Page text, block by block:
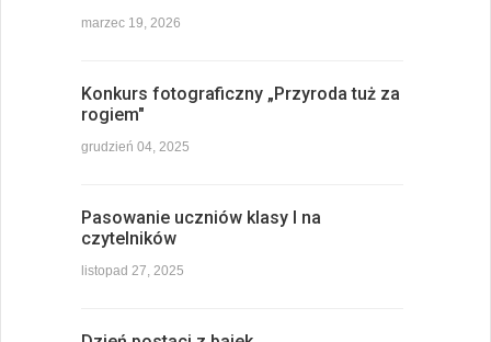
marzec 19, 2026
Konkurs fotograficzny „Przyroda tuż za
rogiem"
grudzień 04, 2025
Pasowanie uczniów klasy I na
czytelników
listopad 27, 2025